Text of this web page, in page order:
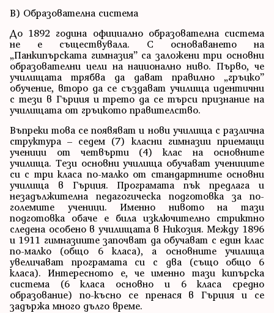
В) Образователна система
До 1892 година официално образователна система
не е съществувала. С основаването на
„Панкипърската гимназия” са заложени три основни
образователни цели на национално ниво. Първо, че
училищата трябва да дават правилно „гръцко”
обучение, второ да се създават училища идентични
с тези в Гърция и трето да се търси признание на
училищата от гръцкото правителство.
Въпреки това се появяват и нови училища с различна
структура – седем (7) класни гимназии приемащи
ученици от четвърти (4) клас на основните
училища. Тези основни училища обучават учениците
си с три класа по-малко от стандартните основни
училища в Гърция. Програмата пък предлага и
незадължителна педагогическа подготовка за по-
големите ученици. Именно нивото на тази
подготовка обаче е била изключително стриктно
следена особено в училищата в Никозия. Между 1896
и 1911 гимназиите започват да обучават с един клас
по-малко (общо 6 класа), а основните училища
увеличават програмата си с два (също общо 6
класа). Интересното е, че именно тази кипърска
система (6 класа основно и 6 класа средно
образование) по-късно се пренася в Гърция и се
задържа много дълго време.